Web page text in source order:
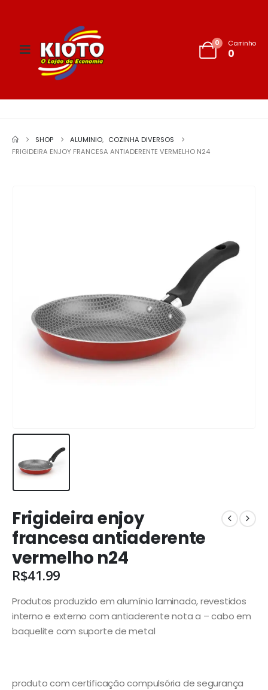
0 Carrinho
0
SHOP ALUMINIO, COZINHA DIVERSOS
FRIGIDEIRA ENJOY FRANCESA ANTIADERENTE VERMELHO N24
Frigideira enjoy
francesa antiaderente
vermelho n24
R$41.99
Produtos produzido em alumínio laminado, revestidos
interno e externo com antiaderente nota a – cabo em
baquelite com suporte de metal
produto com certificação compulsória de segurança